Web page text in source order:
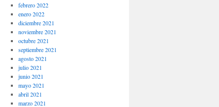
febrero 2022
enero 2022
diciembre 2021
noviembre 2021
octubre 2021
septiembre 2021
agosto 2021
julio 2021
junio 2021
mayo 2021
abril 2021
marzo 2021